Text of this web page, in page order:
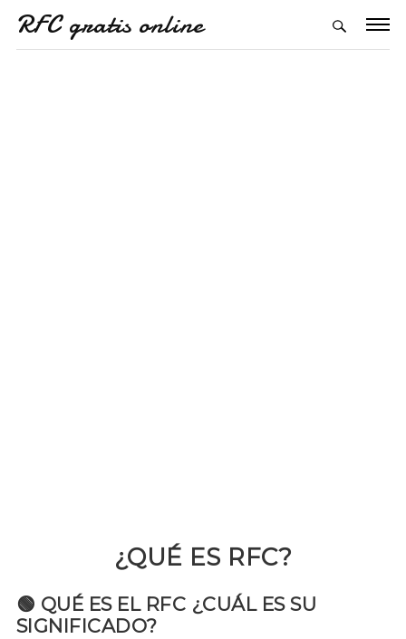
RFC gratis online
¿QUÉ ES RFC?
QUÉ ES EL RFC ¿CUÁL ES SU
SIGNIFICADO?